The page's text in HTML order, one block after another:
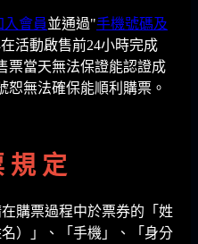
入會員並通過"手機號碼及
活動啟售前24小時完成
票當天無法保證能認證成
恕無法確保能順利購票。
規 定
購票過程中於票券的「姓
）」、「手機」、「身分